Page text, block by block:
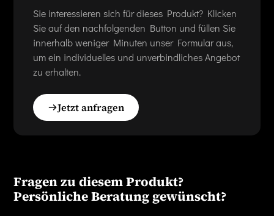
Sie interessieren sich für dieses Produkt? Klicken
Sie auf den nachfolgenden Button und füllen Sie
innerhalb weniger Minuten unser Formular aus,
um ein individuelles und unverbindliches Angebot
zu erhalten.
Jetzt anfragen
Fragen zu diesem Produkt?
Persönliche Beratung gewünscht?